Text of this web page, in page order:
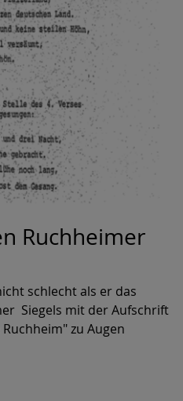
Ruchheimer
schlecht als er das
Siegels mit der Aufschrift
zu Augen